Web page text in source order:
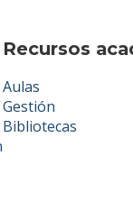
Recursos
Aulas
Gestión
Bibliotecas